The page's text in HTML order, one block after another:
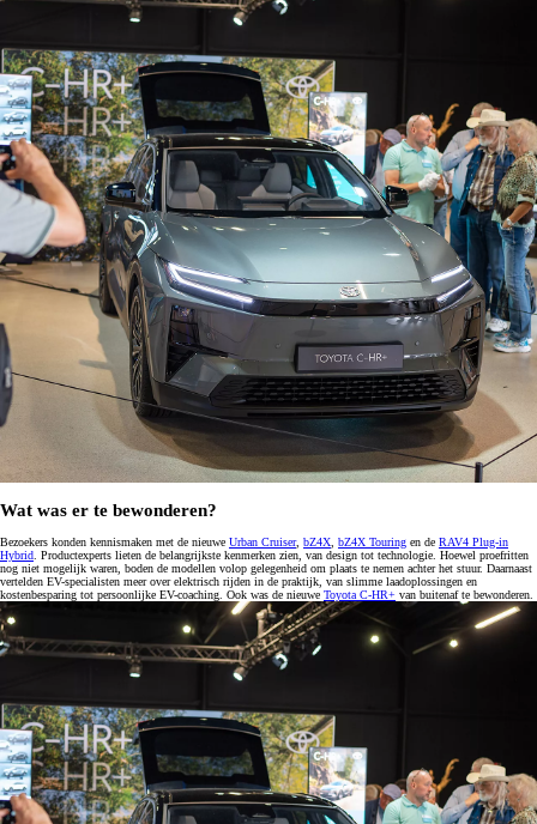
Wat was er te bewonderen?
Bezoekers konden kennismaken met de nieuwe Urban Cruiser, bZ4X, bZ4X Touring en de RAV4 Plug‑in
Hybrid. Productexperts lieten de belangrijkste kenmerken zien, van design tot technologie. Hoewel proefritten
nog niet mogelijk waren, boden de modellen volop gelegenheid om plaats te nemen achter het stuur. Daarnaast
vertelden EV-specialisten meer over elektrisch rijden in de praktijk, van slimme laadoplossingen en
kostenbesparing tot persoonlijke EV-coaching. Ook was de nieuwe Toyota C-HR+ van buitenaf te bewonderen.